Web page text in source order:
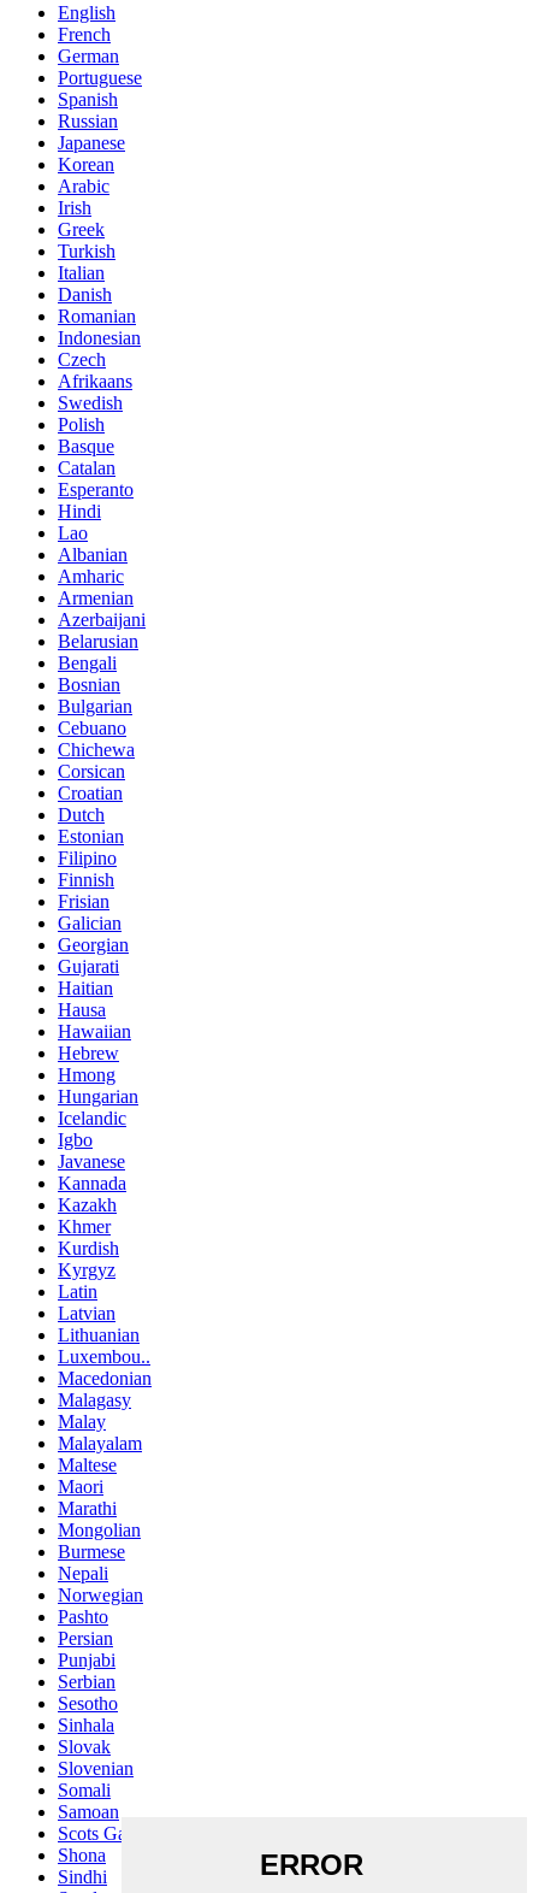
English
French
German
Portuguese
Spanish
Russian
Japanese
Korean
Arabic
Irish
Greek
Turkish
Italian
Danish
Romanian
Indonesian
Czech
Afrikaans
Swedish
Polish
Basque
Catalan
Esperanto
Hindi
Lao
Albanian
Amharic
Armenian
Azerbaijani
Belarusian
Bengali
Bosnian
Bulgarian
Cebuano
Chichewa
Corsican
Croatian
Dutch
Estonian
Filipino
Finnish
Frisian
Galician
Georgian
Gujarati
Haitian
Hausa
Hawaiian
Hebrew
Hmong
Hungarian
Icelandic
Igbo
Javanese
Kannada
Kazakh
Khmer
Kurdish
Kyrgyz
Latin
Latvian
Lithuanian
Luxembou..
Macedonian
Malagasy
Malay
Malayalam
Maltese
Maori
Marathi
Mongolian
Burmese
Nepali
Norwegian
Pashto
Persian
Punjabi
Serbian
Sesotho
Sinhala
Slovak
Slovenian
Somali
Samoan
Scots Gaelic
Shona
Sindhi